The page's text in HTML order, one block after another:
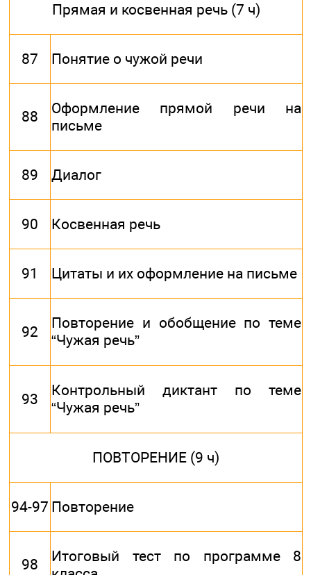
Прямая и косвенная речь (7 ч)
87 Понятие о чужой речи
88
Оформление прямой речи на
письме
89 Диалог
90 Косвенная речь
91 Цитаты и их оформление на письме
92
Повторение и обобщение по теме
“Чужая речь”
93
Контрольный диктант по теме
“Чужая речь”
ПОВТОРЕНИЕ (9 ч)
94-97 Повторение
98
Итоговый тест по программе 8